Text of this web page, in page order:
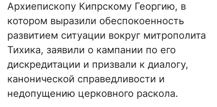
Архиепископу Кипрскому Георгию, в
котором выразили обеспокоенность
развитием ситуации вокруг митрополита
Тихика, заявили о кампании по его
дискредитации и призвали к диалогу,
канонической справедливости и
недопущению церковного раскола.